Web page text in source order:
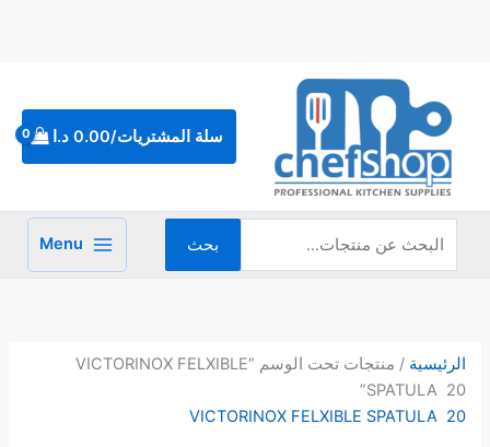
سلة المشتريات/0.00 د.ا
عن:
بحث Menu
الرئيسية
/ منتجات تحت الوسم “VICTORINOX FELXIBLE
SPATULA 20”
VICTORINOX FELXIBLE SPATULA 20